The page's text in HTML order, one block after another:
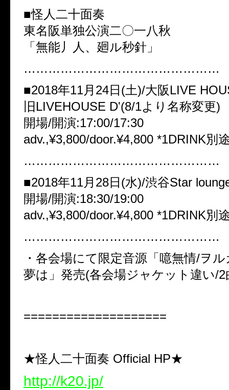
■怪人二十面奏
東名阪単独公演二〇一八秋
「無能丿人、廻ル秒針」
…………………………………………
■2018年11月24日(土)/大阪LIVE
旧LIVEHOUSE D'(8/1より名称変更)
開場/開演:17:00/17:30
adv.,¥3,800/door.¥4,800 *1DRINK別
…………………………………………
■2018年11月28日(水)/渋谷Star
開場/開演:18:30/19:00
adv.,¥3,800/door.¥4,800 *1DRINK別
…………………………………………
・各会場にて限定音源「噫無情/ヲ
夢は」発売(各会場ジャケット違い/2
====================
★怪人二十面奏 Official HP★
http://k20.jp/